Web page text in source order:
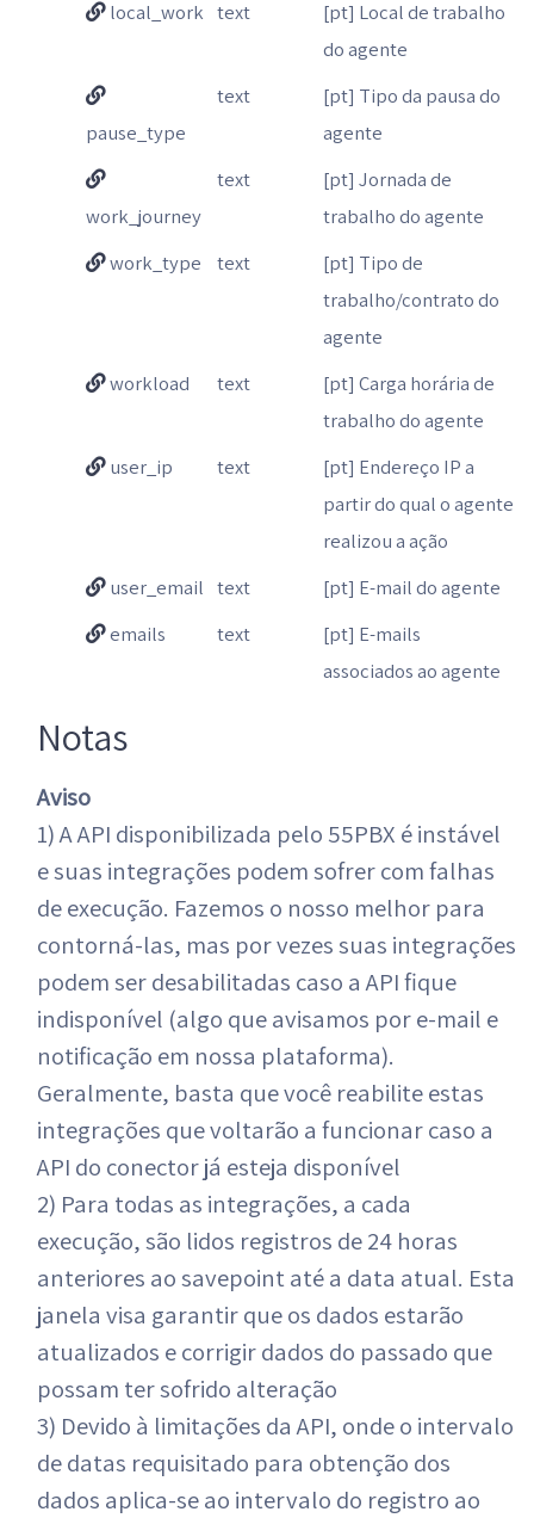
local_work text
[pt] Local de trabalho
do agente
pause_type
text
[pt] Tipo da pausa do
agente
work_journey
text
[pt] Jornada de
trabalho do agente
work_type
text
[pt] Tipo de
trabalho/contrato do
agente
workload
text
[pt] Carga horária de
trabalho do agente
user_ip
text
[pt] Endereço IP a
partir do qual o agente
realizou a ação
user_email text
[pt] E-mail do agente
emails
text
[pt] E-mails
associados ao agente
Notas
Aviso
1) A API disponibilizada pelo 55PBX é instável
e suas integrações podem sofrer com falhas
de execução. Fazemos o nosso melhor para
contorná-las, mas por vezes suas integrações
podem ser desabilitadas caso a API fique
indisponível (algo que avisamos por e-mail e
notificação em nossa plataforma).
Geralmente, basta que você reabilite estas
integrações que voltarão a funcionar caso a
API do conector já esteja disponível
2) Para todas as integrações, a cada
execução, são lidos registros de 24 horas
anteriores ao savepoint até a data atual. Esta
janela visa garantir que os dados estarão
atualizados e corrigir dados do passado que
possam ter sofrido alteração
3) Devido à limitações da API, onde o intervalo
de datas requisitado para obtenção dos
dados aplica-se ao intervalo do registro ao